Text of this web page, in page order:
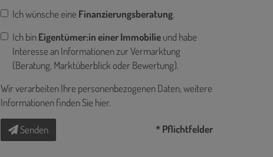
Ich wünsche eine Finanzierungsberatung.
Ich binEigentümer:in einer Immobilieund habe
Interesse an Informationen zur Vermarktung
(Beratung, Marktüberblick oder Bewertung).
Wir verarbeiten Ihre personenbezogenen Daten, weitere
Informationen finden Sie hier.
Senden * Pflichtfelder